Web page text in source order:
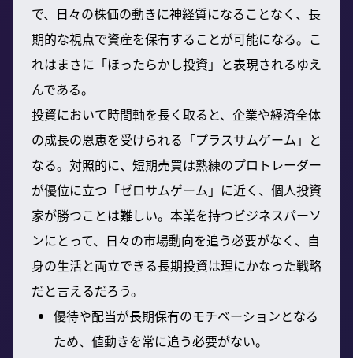
で、日々の株価の動きに神経質になることなく、長
期的な視点で資産を保有することが可能になる。こ
れはまさに「ほったらかし投資」と表現されるゆえ
んである。
投資において時間軸を長く取ると、企業や経済全体
の成長の恩恵を受けられる「プラスサムゲーム」と
なる。対照的に、短期売買は熟練のプロトレーダー
が優位に立つ「ゼロサムゲーム」に近く、個人投資
家が勝つことは難しい。本業を持つビジネスパーソ
ンにとって、日々の市場動向を追う必要がなく、自
身の生活と両立できる長期投資は理にかなった戦略
だと言えるだろう。
優待や配当が長期保有のモチベーションとなる
ため、値動きを常に追う必要がない。